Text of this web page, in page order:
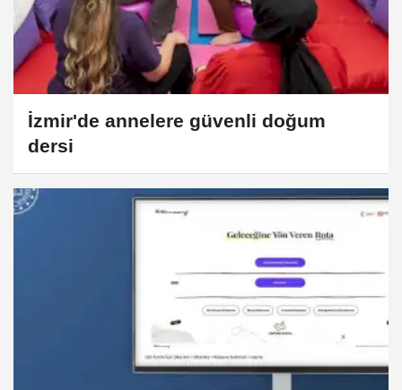
İzmir'de annelere güvenli doğum
dersi